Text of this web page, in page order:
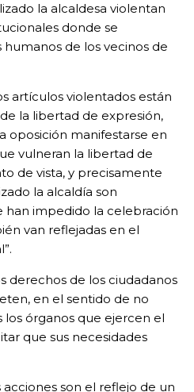
la alcaldesa violentan
donde se
de los vecinos de
artículos violentados están
de la libertad de expresión,
oposición manifestarse en
vulneran la libertad de
de vista, y precisamente
la alcaldía son
han impedido la celebración
van reflejadas en el
derechos de los ciudadanos
en el sentido de no
órganos que ejercen el
que sus necesidades
acciones son el reflejo de un